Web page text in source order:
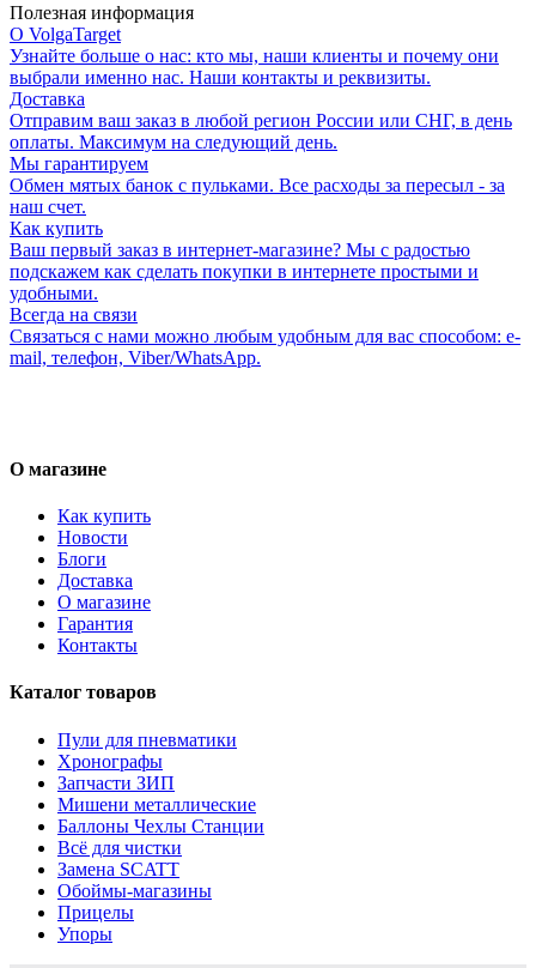
Полезная информация
О VolgaTarget
Узнайте больше о нас: кто мы, наши клиенты и почему они
выбрали именно нас. Наши контакты и реквизиты.
Доставка
Отправим ваш заказ в любой регион России или СНГ, в день
оплаты. Максимум на следующий день.
Мы гарантируем
Обмен мятых банок с пульками. Все расходы за пересыл - за
наш счет.
Как купить
Ваш первый заказ в интернет-магазине? Мы с радостью
подскажем как сделать покупки в интернете простыми и
удобными.
Всегда на связи
Связаться с нами можно любым удобным для вас способом: e-
mail, телефон, Viber/WhatsApp.
О магазине
Как купить
Новости
Блоги
Доставка
О магазине
Гарантия
Контакты
Каталог товаров
Пули для пневматики
Хронографы
Запчасти ЗИП
Мишени металлические
Баллоны Чехлы Станции
Всё для чистки
Замена SCATT
Обоймы-магазины
Прицелы
Упоры